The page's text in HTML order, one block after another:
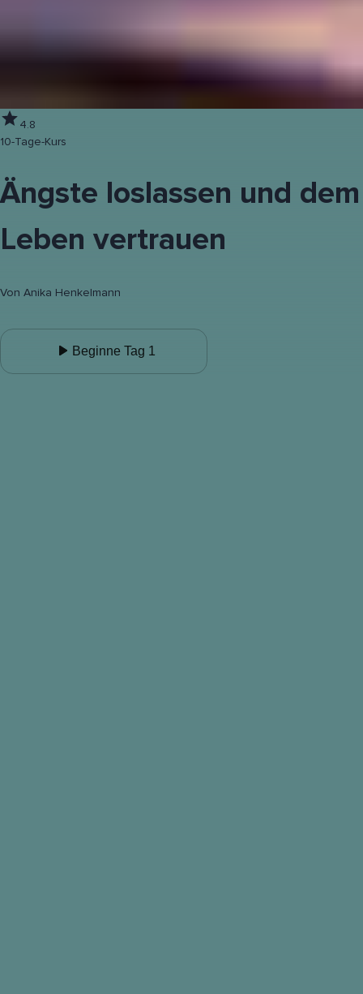
4.8
10-Tage-Kurs
Ängste loslassen und dem
Leben vertrauen
Von Anika Henkelmann
Beginne Tag 1